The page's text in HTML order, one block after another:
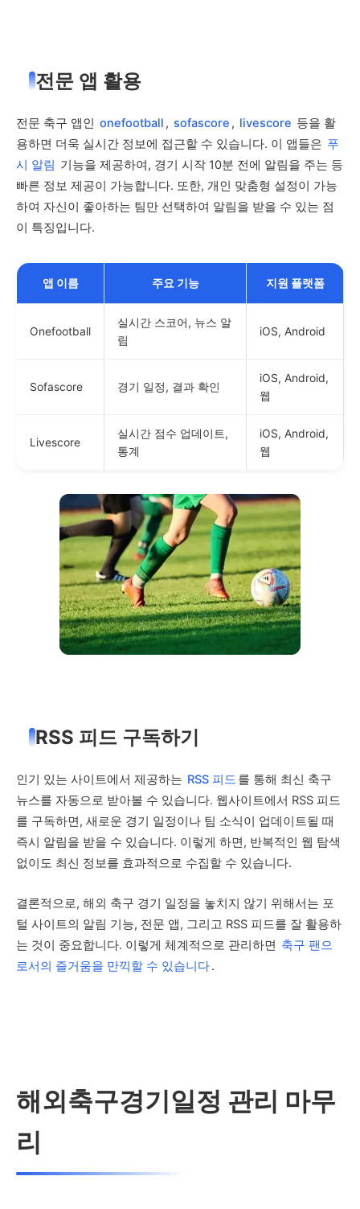
전문 앱 활용
전문 축구 앱인 onefootball , sofascore , livescore 등을 활
용하면 더욱 실시간 정보에 접근할 수 있습니다. 이 앱들은 푸
시 알림 기능을 제공하여, 경기 시작 10분 전에 알림을 주는 등
빠른 정보 제공이 가능합니다. 또한, 개인 맞춤형 설정이 가능
하여 자신이 좋아하는 팀만 선택하여 알림을 받을 수 있는 점
이 특징입니다.
앱 이름 주요 기능 지원 플랫폼
Onefootball
실시간 스코어, 뉴스 알
림
iOS, Android
Sofascore 경기 일정, 결과 확인
iOS, Android,
웹
Livescore
실시간 점수 업데이트,
통계
iOS, Android,
웹
RSS 피드 구독하기
인기 있는 사이트에서 제공하는 RSS 피드 를 통해 최신 축구
뉴스를 자동으로 받아볼 수 있습니다. 웹사이트에서 RSS 피드
를 구독하면, 새로운 경기 일정이나 팀 소식이 업데이트될 때
즉시 알림을 받을 수 있습니다. 이렇게 하면, 반복적인 웹 탐색
없이도 최신 정보를 효과적으로 수집할 수 있습니다.
결론적으로, 해외 축구 경기 일정을 놓치지 않기 위해서는 포
털 사이트의 알림 기능, 전문 앱, 그리고 RSS 피드를 잘 활용하
는 것이 중요합니다. 이렇게 체계적으로 관리하면 축구 팬으
로서의 즐거움을 만끽할 수 있습니다.
해외축구경기일정 관리 마무
리